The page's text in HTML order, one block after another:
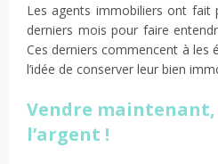
Les agents immobiliers ont fait
derniers mois pour faire
Ces derniers commencent à les
l’idée de conserver leur bien
Vendre maintenant,
l’argent !